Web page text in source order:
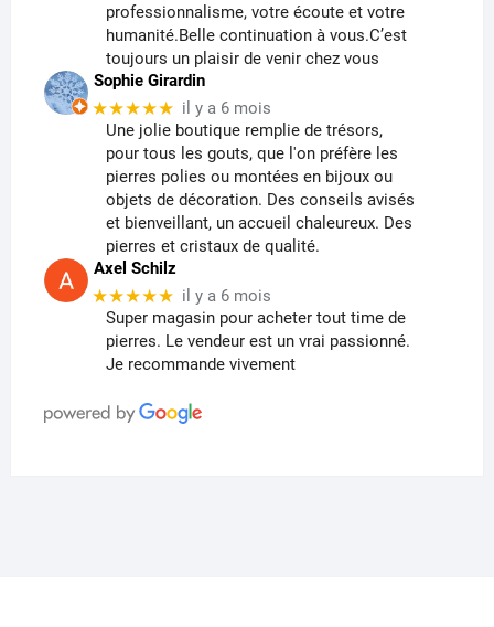
professionnalisme, votre écoute et votre
humanité.Belle continuation à vous.C’est
toujours un plaisir de venir chez vous
Sophie Girardin
★★★★★ il y a 6 mois
Une jolie boutique remplie de trésors,
pour tous les gouts, que l'on préfère les
pierres polies ou montées en bijoux ou
objets de décoration. Des conseils avisés
et bienveillant, un accueil chaleureux. Des
pierres et cristaux de qualité.
Axel Schilz
★★★★★ il y a 6 mois
Super magasin pour acheter tout time de
pierres. Le vendeur est un vrai passionné.
Je recommande vivement